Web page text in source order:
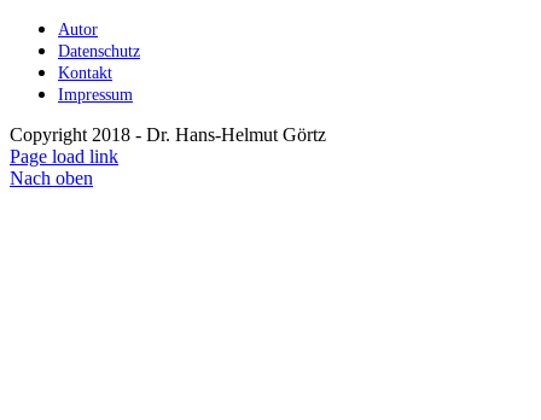
Autor
Datenschutz
Kontakt
Impressum
Copyright 2018 - Dr. Hans-Helmut Görtz
Page load link
Nach oben